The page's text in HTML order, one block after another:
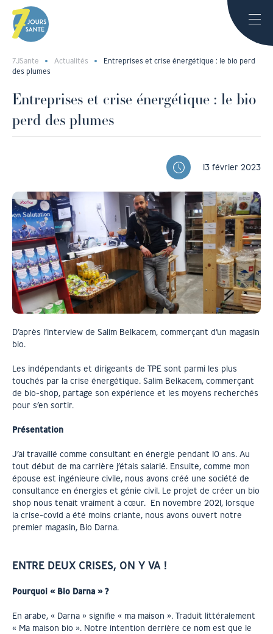
7JSante Actualités
Entreprises et crise énergétique : le bio perd
des plumes
Entreprises et crise énergétique : le bio
perd des plumes
13 février 2023
D’après l’interview de Salim Belkacem, commerçant d’un magasin
bio.
Les indépendants et dirigeants de TPE sont parmi les plus
touchés par la crise énergétique. Salim Belkacem, commerçant
de bio-shop, partage son expérience et les moyens recherchés
pour s’en sortir.
Présentation
J’ai travaillé comme consultant en énergie pendant 10 ans. Au
tout début de ma carrière j’étais salarié. Ensuite, comme mon
épouse est ingénieure civile, nous avons créé une société de
consultance en énergies et génie civil. Le projet de créer un bio
shop nous tenait vraiment à cœur. En novembre 2021, lorsque
la crise-covid a été moins criante, nous avons ouvert notre
premier magasin, Bio Darna.
ENTRE DEUX CRISES, ON Y VA !
Pourquoi « Bio Darna » ?
En arabe, « Darna » signifie « ma maison ». Traduit littéralement
« Ma maison bio ». Notre intention derrière ce nom est que le